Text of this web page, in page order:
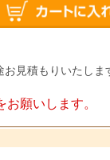
見積もりいたしま
願いします。